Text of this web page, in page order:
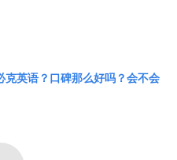
英语？口碑那么好吗？会不会